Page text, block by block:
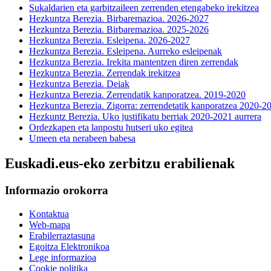
Sukaldarien eta garbitzaileen zerrenden etengabeko irekitzea
Hezkuntza Berezia. Birbaremazioa. 2026-2027
Hezkuntza Berezia. Birbaremazioa. 2025-2026
Hezkuntza Berezia. Esleipena. 2026-2027
Hezkuntza Berezia. Esleipena. Aurreko esleipenak
Hezkuntza Berezia. Irekita mantentzen diren zerrendak
Hezkuntza Berezia. Zerrendak irekitzea
Hezkuntza Berezia. Deiak
Hezkuntza Berezia. Zerrendatik kanporatzea. 2019-2020
Hezkuntza Berezia. Zigorra: zerrendetatik kanporatzea 2020-
Hezkuntz Berezia. Uko justifikatu berriak 2020-2021 aurrera
Ordezkapen eta lanpostu hutseri uko egitea
Umeen eta nerabeen babesa
Euskadi.eus-eko zerbitzu erabilienak
Informazio orokorra
Kontaktua
Web-mapa
Erabilerraztasuna
Egoitza Elektronikoa
Lege informazioa
Cookie politika